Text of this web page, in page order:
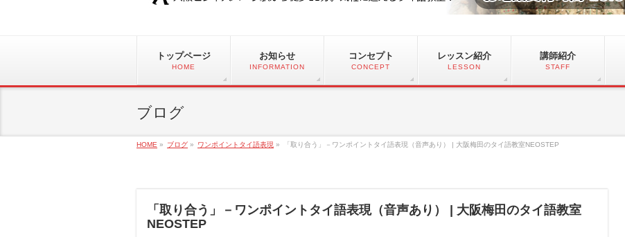
トップページ
HOME
お知らせ
INFORMATION
コンセプト
CONCEPT
レッスン紹介
LESSON
講師紹介
STAFF
ブログ
HOME » ブログ » ワンポイントタイ語表現 » 「取り合う」－ワンポイントタイ語表現（音声あり） | 大阪梅田のタイ語教室NEOSTEP
「取り合う」－ワンポイントタイ語表現（音声あり） | 大阪梅田のタイ語教室
NEOSTEP